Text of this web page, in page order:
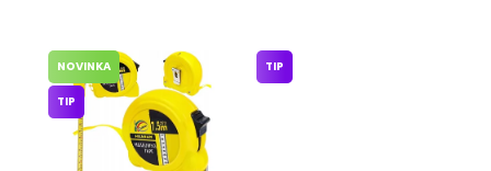
NOVINKA
TIP
TIP